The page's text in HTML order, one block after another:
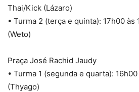
Thai/Kick (Lázaro)
• Turma 2 (terça e quinta): 17h00 às
(Weto)
Praça José Rachid Jaudy
• Turma 1 (segunda e quarta):
(Thyago)